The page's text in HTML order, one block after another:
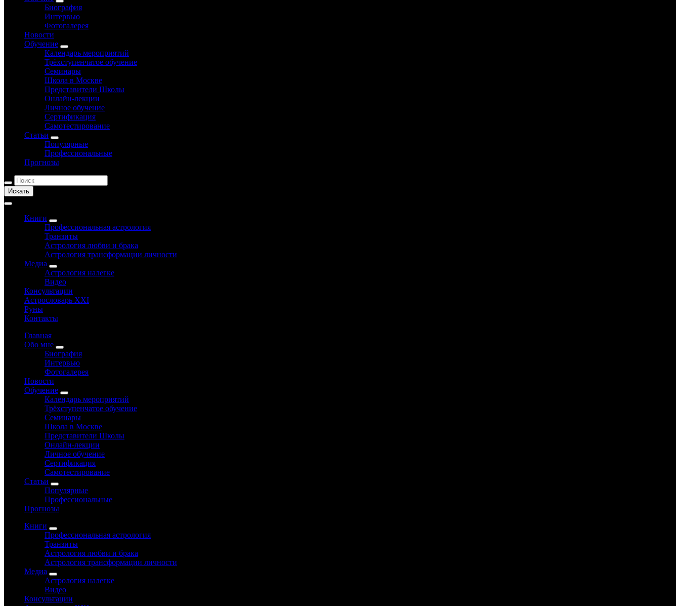
Биография
Интервью
Фотогалерея
Новости
Обучение
Календарь мероприятий
Трёхступенчатое обучение
Семинары
Школа в Москве
Представители Школы
Онлайн-лекции
Личное обучение
Сертификация
Самотестирование
Статьи
Популярные
Профессиональные
Прогнозы
Искать
Книги
Профессиональная астрология
Транзиты
Астрология любви и брака
Астрология трансформации личности
Медиа
Астрология налегке
Видео
Консультации
Астрословарь XXI
Руны
Контакты
Главная
Обо мне
Биография
Интервью
Фотогалерея
Новости
Обучение
Календарь мероприятий
Трёхступенчатое обучение
Семинары
Школа в Москве
Представители Школы
Онлайн-лекции
Личное обучение
Сертификация
Самотестирование
Статьи
Популярные
Профессиональные
Прогнозы
Книги
Профессиональная астрология
Транзиты
Астрология любви и брака
Астрология трансформации личности
Медиа
Астрология налегке
Видео
Консультации